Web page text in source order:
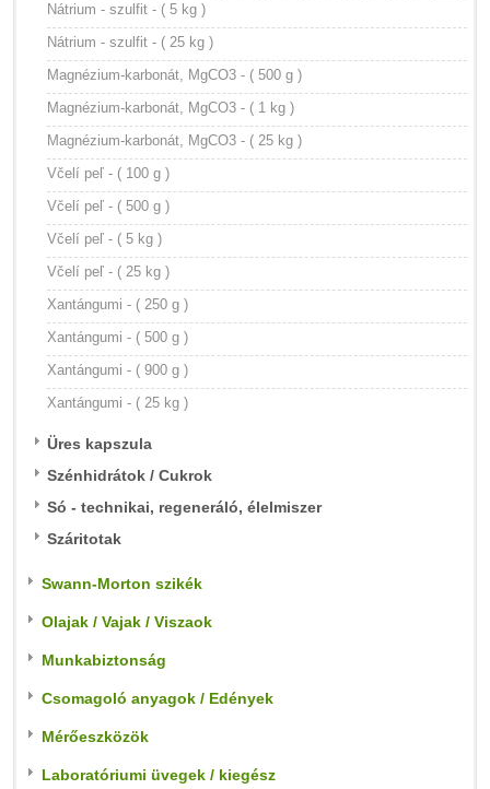
Nátrium - szulfit - ( 5 kg )
Nátrium - szulfit - ( 25 kg )
Magnézium-karbonát, MgCO3 - ( 500 g )
Magnézium-karbonát, MgCO3 - ( 1 kg )
Magnézium-karbonát, MgCO3 - ( 25 kg )
Včelí peľ - ( 100 g )
Včelí peľ - ( 500 g )
Včelí peľ - ( 5 kg )
Včelí peľ - ( 25 kg )
Xantángumi - ( 250 g )
Xantángumi - ( 500 g )
Xantángumi - ( 900 g )
Xantángumi - ( 25 kg )
Üres kapszula
Szénhidrátok / Cukrok
Só - technikai, regeneráló, élelmiszer
Száritotak
Swann-Morton szikék
Olajak / Vajak / Viszaok
Munkabiztonság
Csomagoló anyagok / Edények
Mérőeszközök
Laboratóriumi üvegek / kiegész